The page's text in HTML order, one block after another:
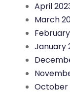
April
March
January
October